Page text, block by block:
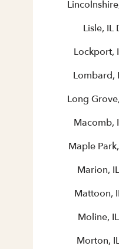
Lisle, IL
Lockport,
Lombard,
Long
Macomb,
Maple
Marion,
Mattoon,
Moline,
Morton,